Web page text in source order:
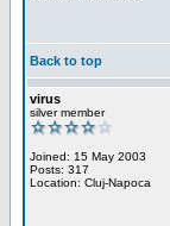
Back to top
virus
silver member
Joined: 15 May 2003
Posts: 317
Location: Cluj-Napoca